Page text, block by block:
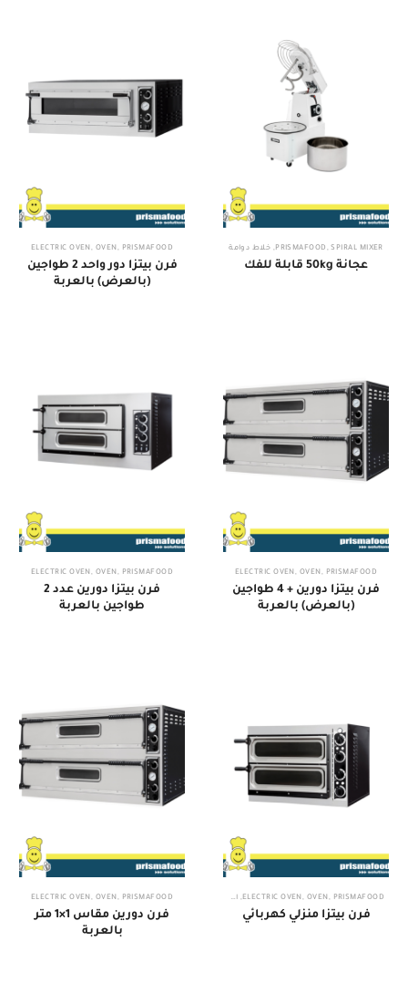
PRISMAFOOD ,SPIRAL MIXER
, خلاط دوامة
عجانة 50kg قابلة للفك
ELECTRIC OVEN , OVEN , PRISMAFOOD
فرن بيتزا دور واحد 2 طواجين
(بالعرض) بالعربة
ELECTRIC OVEN, OVEN, PRISMAFOOD
فرن بيتزا دورين + 4 طواجين
(بالعرض) بالعربة
ELECTRIC OVEN, OVEN, PRISMAFOOD
فرن بيتزا دورين عدد 2
طواجين بالعربة
ELECTRIC OVEN , OVEN , PRISMAFOOD
, أفران
فرن بيتزا منزلي كهربائي
ELECTRIC OVEN , OVEN , PRISMAFOOD
فرن دورين مقاس 1×1 متر
بالعربة